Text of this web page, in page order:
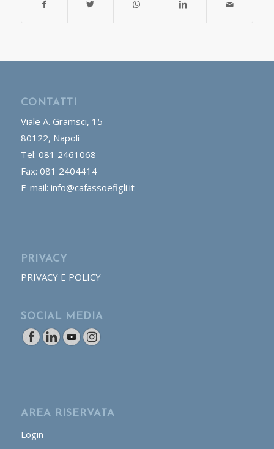
CONTATTI
Viale A. Gramsci, 15
80122, Napoli
Tel: 081 2461068
Fax: 081 2404414
E-mail: info@cafassoefigli.it
PRIVACY
PRIVACY E POLICY
SOCIAL MEDIA
AREA RISERVATA
Login